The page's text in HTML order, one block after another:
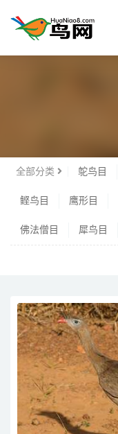
全部分类 鸵鸟目
鲣鸟目 鹰形目
佛法僧目 犀鸟目